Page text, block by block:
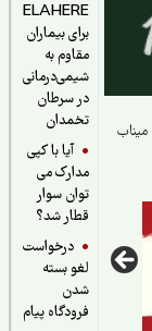
ELAHERE
برای بیماران
مقاوم به
شیمی‌درمانی
در سرطان
تخمدان
آیا با کپی
مدارک می
توان سوار
قطار شد؟
درخواست
لغو بسته
فرودگاه پیام